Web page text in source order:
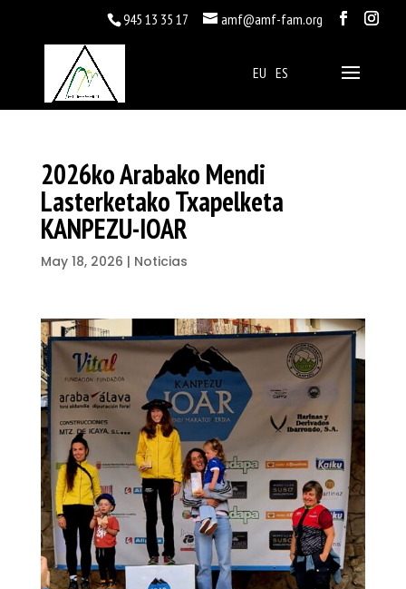
945 13 35 17 amf@amf-fam.org
EU ES
2026ko Arabako Mendi
Lasterketako Txapelketa
KANPEZU-IOAR
May 18, 2026 | Noticias